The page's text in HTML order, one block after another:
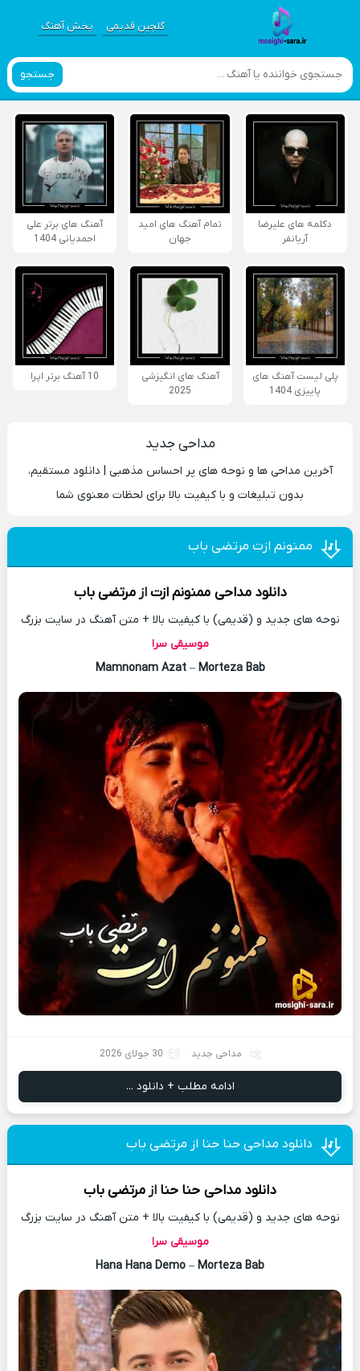
گلچین قدیمی پخش آهنگ
جستجو
دکلمه های علیرضا
آریانفر
تمام آهنگ های امید
جهان
آهنگ های برتر علی
احمدیانی 1404
پلی لیست آهنگ های
پاییزی 1404
آهنگ های انگیزشی
2025
10 آهنگ برتر اپرا
مداحی جدید
آخرین مداحی‌ ها و نوحه‌ های پر احساس مذهبی | دانلود مستقیم،
بدون تبلیغات و با کیفیت بالا برای لحظات معنوی شما
ممنونم ازت مرتضی باب
دانلود مداحی ممنونم ازت ازمرتضی باب
نوحه های جدید و (قدیمی) با کیفیت بالا + متن آهنگ در سایت بزرگ
موسیقی سرا
Mamnonam Azat– Morteza Bab
مداحی جدید 30 جولای 2026
ادامه مطلب + دانلود ...
دانلود مداحی حنا حنا از مرتضی باب
دانلود مداحی حنا حنا ازمرتضی باب
نوحه های جدید و (قدیمی) با کیفیت بالا + متن آهنگ در سایت بزرگ
موسیقی سرا
Hana Hana Demo – Morteza Bab